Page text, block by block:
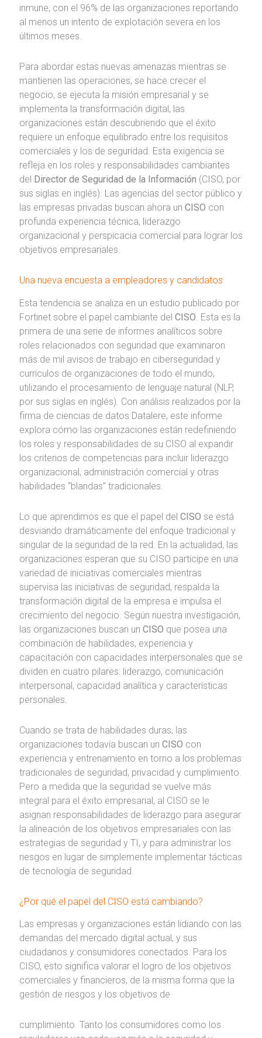
inmune, con el 96% de las organizaciones reportando
al menos un intento de explotación severa en los
últimos meses.
Para abordar estas nuevas amenazas mientras se
mantienen las operaciones, se hace crecer el
negocio, se ejecuta la misión empresarial y se
implementa la transformación digital, las
organizaciones están descubriendo que el éxito
requiere un enfoque equilibrado entre los requisitos
comerciales y los de seguridad. Esta exigencia se
refleja en los roles y responsabilidades cambiantes
del Director de Seguridad de la Información (CISO, por
sus siglas en inglés). Las agencias del sector público y
las empresas privadas buscan ahora un CISO con
profunda experiencia técnica, liderazgo
organizacional y perspicacia comercial para lograr los
objetivos empresariales.
Una nueva encuesta a empleadores y candidatos
Esta tendencia se analiza en un estudio publicado por
Fortinet sobre el papel cambiante del CISO . Esta es la
primera de una serie de informes analíticos sobre
roles relacionados con seguridad que examinaron
más de mil avisos de trabajo en ciberseguridad y
currículos de organizaciones de todo el mundo,
utilizando el procesamiento de lenguaje natural (NLP,
por sus siglas en inglés). Con análisis realizados por la
firma de ciencias de datos Datalere, este informe
explora cómo las organizaciones están redefiniendo
los roles y responsabilidades de su CISO al expandir
los criterios de competencias para incluir liderazgo
organizacional, administración comercial y otras
habilidades “blandas” tradicionales.
Lo que aprendimos es que el papel del CISO se está
desviando dramáticamente del enfoque tradicional y
singular de la seguridad de la red. En la actualidad, las
organizaciones esperan que su CISO participe en una
variedad de iniciativas comerciales mientras
supervisa las iniciativas de seguridad, respalda la
transformación digital de la empresa e impulsa el
crecimiento del negocio. Según nuestra investigación,
las organizaciones buscan un CISO que posea una
combinación de habilidades, experiencia y
capacitación con capacidades interpersonales que se
dividen en cuatro pilares: liderazgo, comunicación
interpersonal, capacidad analítica y características
personales.
Cuando se trata de habilidades duras, las
organizaciones todavía buscan un CISO con
experiencia y entrenamiento en torno a los problemas
tradicionales de seguridad, privacidad y cumplimiento.
Pero a medida que la seguridad se vuelve más
integral para el éxito empresarial, al CISO se le
asignan responsabilidades de liderazgo para asegurar
la alineación de los objetivos empresariales con las
estrategias de seguridad y TI, y para administrar los
riesgos en lugar de simplemente implementar tácticas
de tecnología de seguridad.
¿Por qué el papel del CISO está cambiando?
Las empresas y organizaciones están lidiando con las
demandas del mercado digital actual, y sus
ciudadanos y consumidores conectados. Para los
CISO, esto significa valorar el logro de los objetivos
comerciales y financieros, de la misma forma que la
gestión de riesgos y los objetivos de
cumplimiento. Tanto los consumidores como los